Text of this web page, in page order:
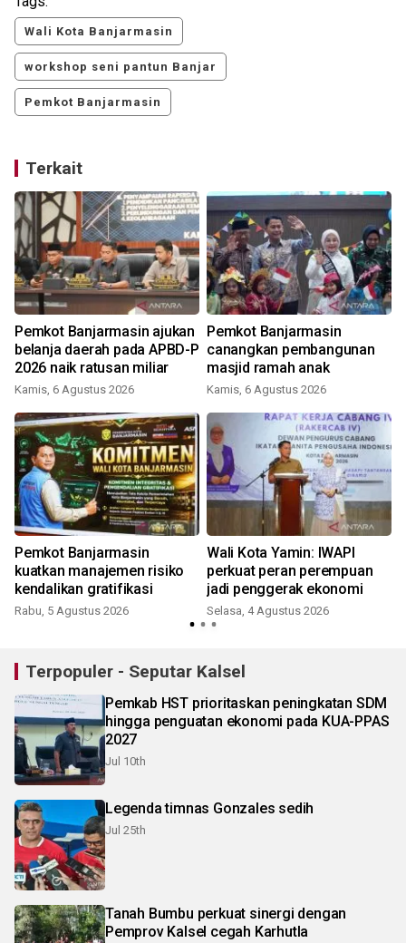
Wali Kota Banjarmasin
workshop seni pantun Banjar
Pemkot Banjarmasin
Terkait
Pemkot Banjarmasin ajukan
belanja daerah pada APBD-P
2026 naik ratusan miliar
Kamis, 6 Agustus 2026
Pemkot Banjarmasin
canangkan pembangunan
masjid ramah anak
Kamis, 6 Agustus 2026
Pemkot Banjarmasin
kuatkan manajemen risiko
kendalikan gratifikasi
Rabu, 5 Agustus 2026
Wali Kota Yamin: IWAPI
perkuat peran perempuan
jadi penggerak ekonomi
Selasa, 4 Agustus 2026
Terpopuler - Seputar Kalsel
Pemkab HST prioritaskan peningkatan SDM
hingga penguatan ekonomi pada KUA-PPAS
2027
Jul 10th
Legenda timnas Gonzales sedih
Jul 25th
Tanah Bumbu perkuat sinergi dengan
Pemprov Kalsel cegah Karhutla